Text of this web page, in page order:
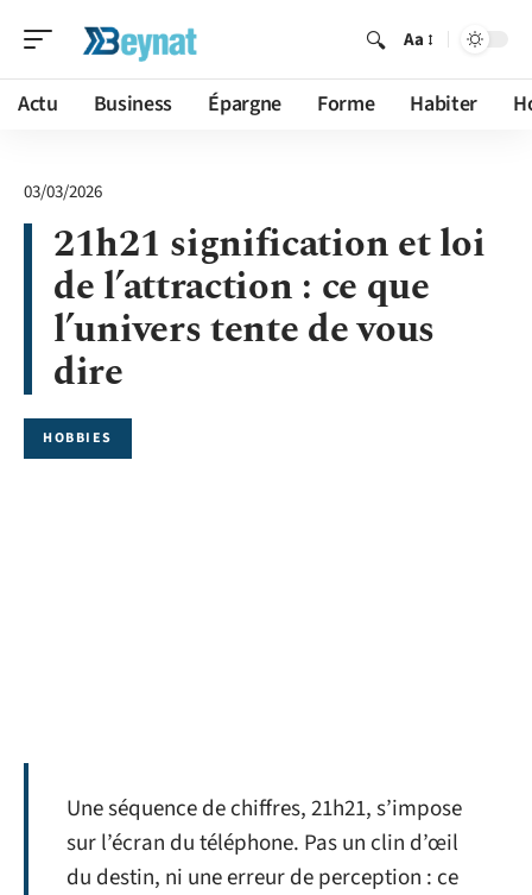
Aa
Actu Business Épargne Forme Habiter
03/03/2026
21h21 signification et loi
de l’attraction : ce que
l’univers tente de vous
dire
HOBBIES
Une séquence de chiffres, 21h21, s’impose
sur l’écran du téléphone. Pas un clin d’œil
du destin, ni une erreur de perception : ce